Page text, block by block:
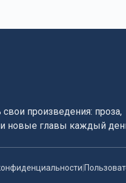
произведения: проза,
и новые главы каждый